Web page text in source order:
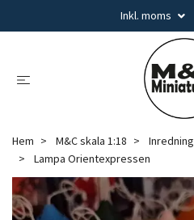
Inkl. moms
Hem M&C skala 1:18 Inredning
Lampa Orientexpressen